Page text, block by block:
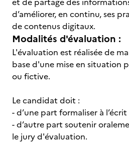
d’améliorer, en continu, ses
de contenus digitaux.
Modalités d'évaluation :
L'évaluation est réalisée de
base d'une mise en situation
ou fictive.
Le candidat doit :
- d’une part formaliser à
- d’autre part soutenir
le jury d'évaluation.